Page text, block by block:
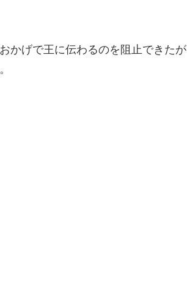
かげで王に伝わるのを阻止できたが